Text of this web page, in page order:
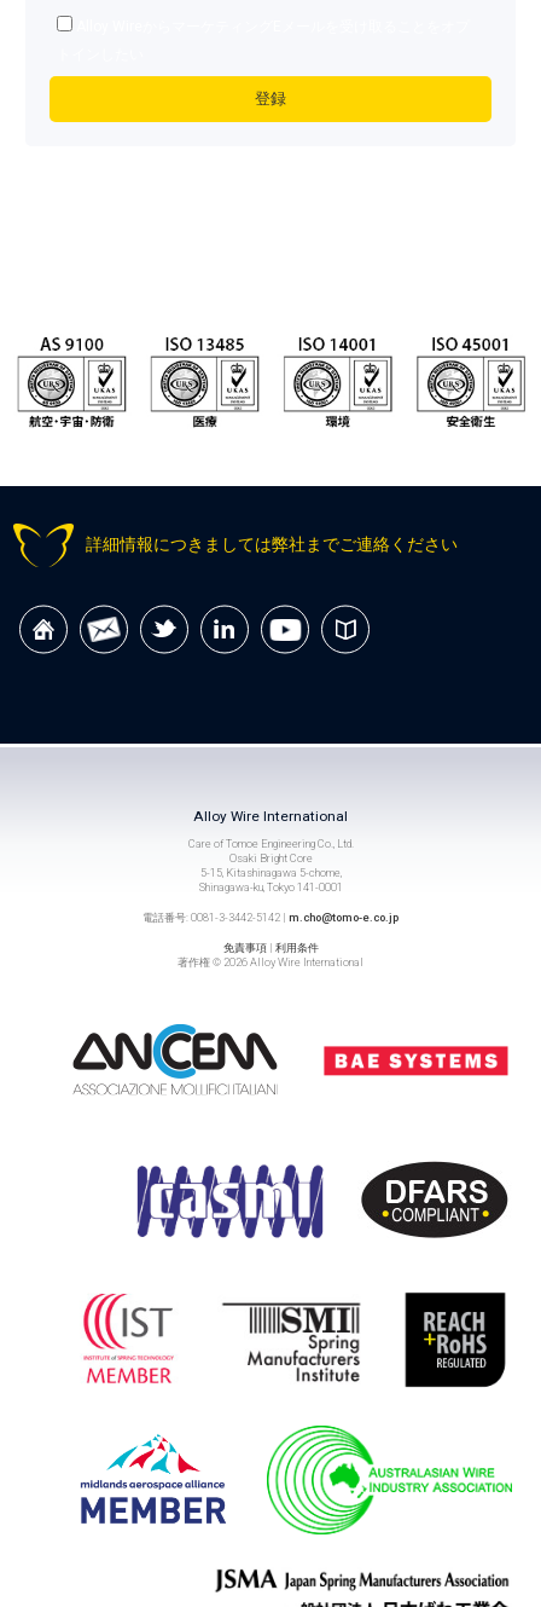
詳細情報につきましては弊社までご連絡ください
Alloy Wire International
Care of Tomoe Engineering Co., Ltd.
Osaki Bright Core
5-15, Kitashinagawa 5-chome,
Shinagawa-ku, Tokyo 141-0001
電話番号: 0081-3-3442-5142 | m.cho@tomo-e.co.jp
免責事項| 利用条件
著作権 © 2026 Alloy Wire International